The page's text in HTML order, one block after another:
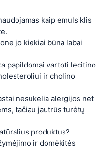
kaip emulsiklis
jo kiekiai būna labai
papildomai vartoti lecitino
ir cholino
nesukelia alergijos net
tačiau jautrūs turėtų
produktus?
ir domėkitės